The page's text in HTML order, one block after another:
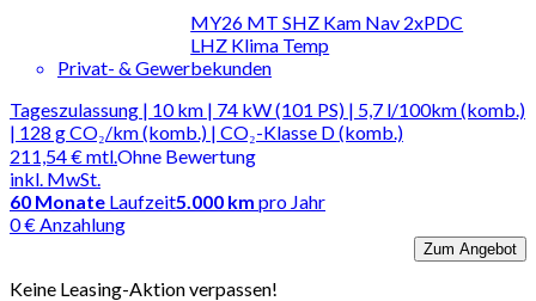
MY26 MT SHZ Kam Nav 2xPDC
LHZ Klima Temp
Privat- & Gewerbekunden
Tageszulassung | 10 km | 74 kW (101 PS) | 5,7 l/100km (komb.)
| 128 g CO₂/km (komb.) | CO₂-Klasse D (komb.)
211,54 €mtl.
inkl. MwSt.
Ohne Bewertung
60 Monate Laufzeit5.000 km pro Jahr
0 € Anzahlung
Zum Angebot
Keine Leasing-Aktion verpassen!